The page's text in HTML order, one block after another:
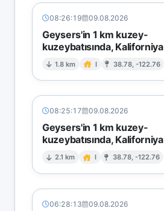
08:26:19 09.08.2026
Geysers'in 1 km kuzey-
kuzeybatısında, Kaliforniya
1.8 km I 38.78, -122.76
08:25:17 09.08.2026
Geysers'in 1 km kuzey-
kuzeybatısında, Kaliforniya
2.1 km I 38.78, -122.76
06:28:13 09.08.2026